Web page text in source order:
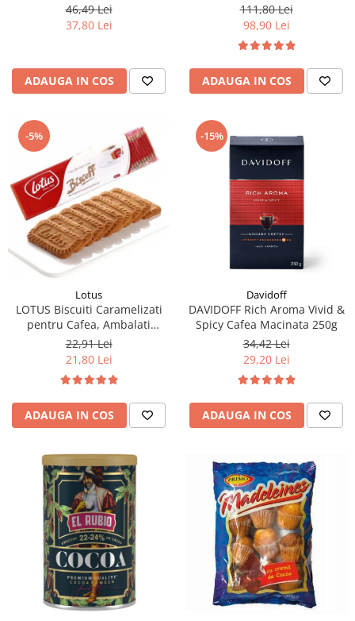
46,49 Lei
37,80 Lei
ADAUGA IN COS
111,80 Lei
98,90 Lei
ADAUGA IN COS
-5%
Lotus
LOTUS Biscuiti Caramelizati
pentru Cafea, Ambalati
Individual 50buc 312.5g
22,91 Lei
21,80 Lei
ADAUGA IN COS
-15%
Davidoff
DAVIDOFF Rich Aroma Vivid &
Spicy Cafea Macinata 250g
34,42 Lei
29,20 Lei
ADAUGA IN COS